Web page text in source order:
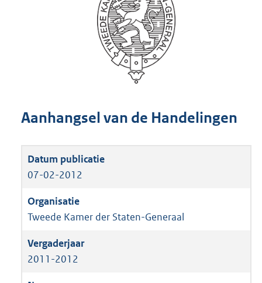
Aanhangsel van de Handelingen
07-02-2012
Tweede Kamer der Staten-Generaal
2011-2012